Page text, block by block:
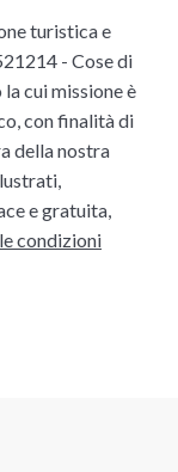
turistica e
- Cose di
cui missione è
con finalità di
della nostra
e gratuita,
condizioni